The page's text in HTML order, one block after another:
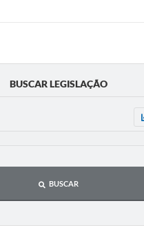
BUSCAR LEGISLAÇÃO
BUSCAR